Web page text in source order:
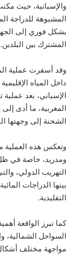
والإسبانية، حيث
المشبوهة للدراجة
بشكل فوري إلى
المشترك بين البلدين.
وقد أسفرت عملية
داخل المياه
الإسباني، بعد عملية
المغربية، ما أدى
الشحنة إلى وجهتها
وتعكس هذه العملية
ومدريد، خاصة في
التهريب الدولي،
بينها الدراجات
التقليدية.
كما تبرز الواقعة
السواحل
مواجهة مختلف أشكال